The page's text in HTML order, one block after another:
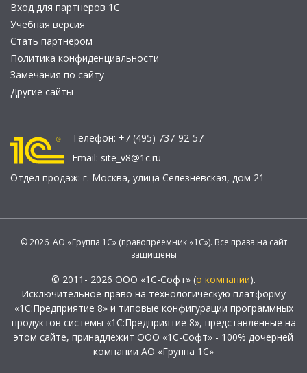
Вход для партнеров 1С
Учебная версия
Стать партнером
Политика конфиденциальности
Замечания по сайту
Другие сайты
Телефон: +7 (495) 737-92-57
Email: site_v8@1c.ru
Отдел продаж: г. Москва, улица Селезнёвская, дом 21
© 2026 АО «Группа 1С» (правопреемник «1С»). Все права на сайт
защищены
© 2011- 2026 ООО «1С-Софт» (о компании).
Исключительное право на технологическую платформу
«1С:Предприятие 8» и типовые конфигурации программных
продуктов системы «1С:Предприятие 8», представленные на
этом сайте, принадлежит ООО «1С-Софт» - 100% дочерней
компании АО «Группа 1С»